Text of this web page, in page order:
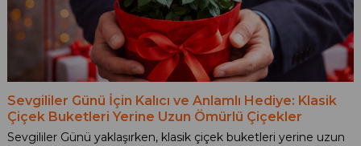
Sevgililer Günü İçin Kalıcı ve Anlamlı Hediye: Klasik
Çiçek Buketleri Yerine Uzun Ömürlü Çiçekler
Sevgililer Günü yaklaşırken, klasik çiçek buketleri yerine uzun